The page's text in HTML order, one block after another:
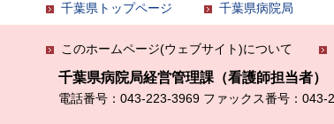
千葉県トップページ 千葉県病院局
このホームページ(ウェブサイト)について
千葉県病院局経営管理課（看護師担当者）
電話番号：043-223-3969 ファックス番号：043-